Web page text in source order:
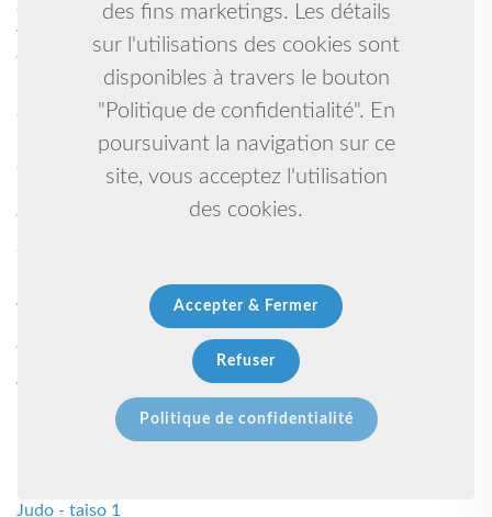
des fins marketings. Les détails
sur l'utilisations des cookies sont
disponibles à travers le bouton
"Politique de confidentialité". En
poursuivant la navigation sur ce
site, vous acceptez l'utilisation
des cookies.
Accepter & Fermer
Refuser
Politique de confidentialité
Causette 1
Victore 1
Tir a l'arc 1
Parents d'élèves 1
Centre de loisirs 1
Multisport et pratique d'entretien 1
Club de cyclisme 1
Tennis table 1
Soar 1
Arts martiaux artistiques 1
Budo taijutsu -ninjutsu 1
Triatlhon 1
Athletisme 1
Mediateur boxe française 1
Judo - taiso 1